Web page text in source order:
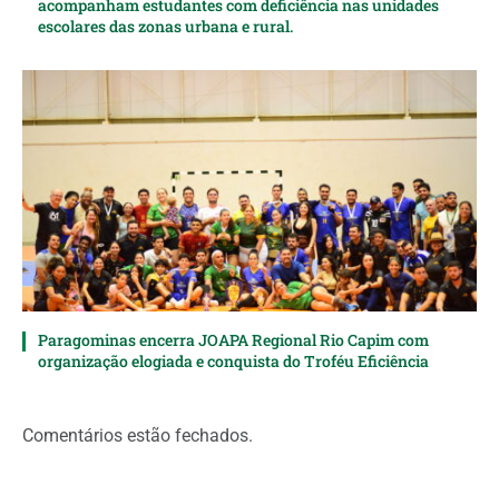
acompanham estudantes com deficiência nas unidades
escolares das zonas urbana e rural.
Paragominas encerra JOAPA Regional Rio Capim com
organização elogiada e conquista do Troféu Eficiência
Comentários estão fechados.